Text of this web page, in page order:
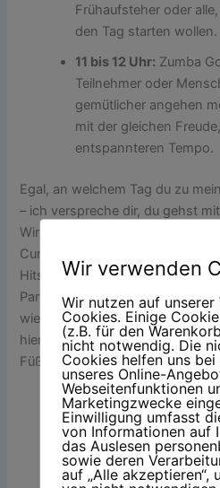
Frühaufsteher oder
den Tag starten wollen.
11 bis 12 Uhr: Zumba
Teilnehmer oder
gemütlicher angehen
mit der gleichen
entspannteren Tempo.
Egal, an welchem Tag du zu
– ich verspreche dir, du gehst
Wir tanzen uns durch Salsa,
Cumbia – und für den extra
Hits dabei, die du sicher aus
Party oder vielleicht sogar vom
wiedererkennst. Spaß,
hier an erster Stelle – und keine
Füße sind bei uns herzlich
Wir verwenden
Wir nutzen auf unserer
Cookies. Einige
(z.B. für den
nicht notwendig. Die
Cookies helfen uns
unseres Online-
Webseitenfunktionen
Marketingzwecke
Einwilligung umfasst
von Informationen auf
das Auslesen
sowie deren
auf „Alle akzeptieren“,